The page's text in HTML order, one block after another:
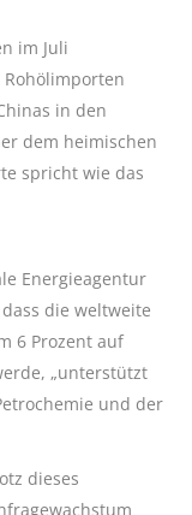
im Juli
in den
dem heimischen
spricht wie das
Energieagentur
die weltweite
6 Prozent auf
„unterstützt
und der
dieses